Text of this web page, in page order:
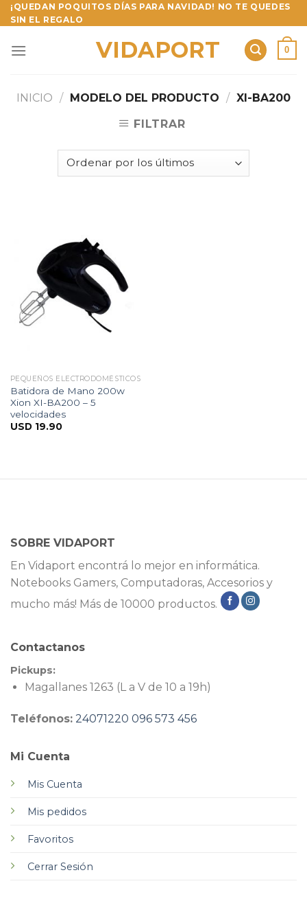
Skip
to
¡QUEDAN POQUITOS DÍAS PARA NAVIDAD! NO TE QUEDES
SIN EL REGALO
VIDAPORT 0
INICIO / MODELO DEL PRODUCTO / XI-BA200
FILTRAR
PEQUEÑOS ELECTRODOMÉSTICOS
Batidora de Mano 200w
Xion XI-BA200 – 5
velocidades
USD 19.90
SOBRE VIDAPORT
En Vidaport encontrá lo mejor en informática.
Notebooks Gamers, Computadoras, Accesorios y
mucho más! Más de 10000 productos.
Mi Cuenta
Mis Cuenta
Mis pedidos
Favoritos
Cerrar Sesión
Contactanos
Pickups:
Magallanes 1263 (L a V de 10 a 19h)
Teléfonos: 24071220 096 573 456